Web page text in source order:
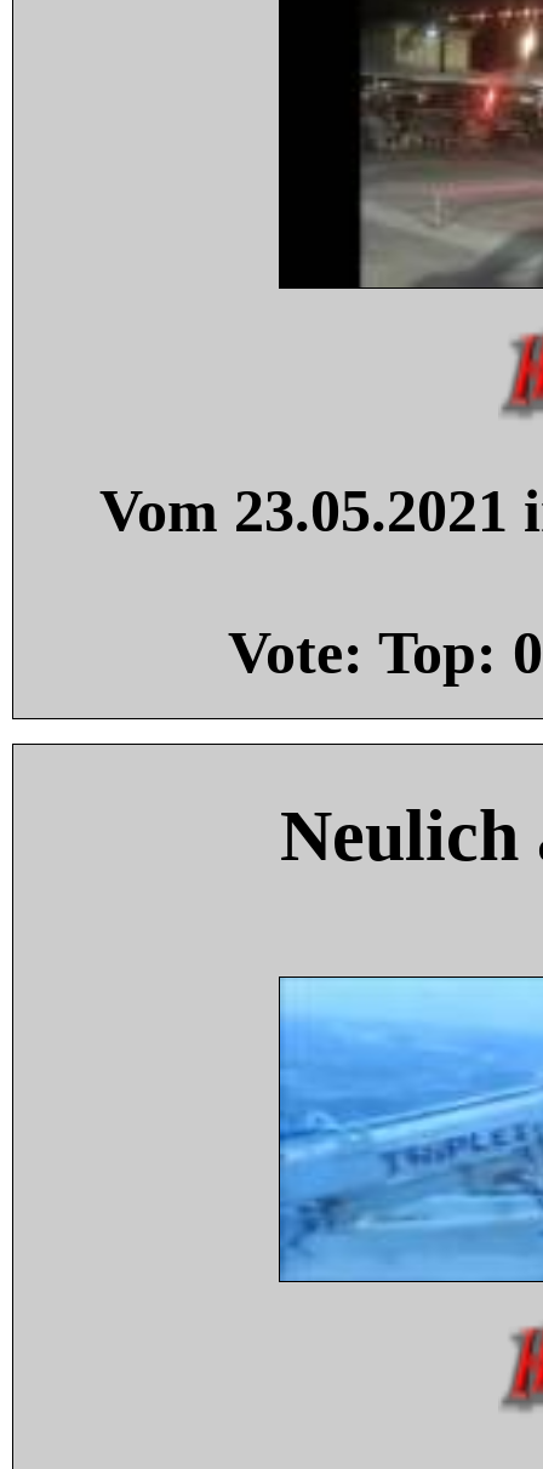
Vom
Vote: Top: 0
Neulich